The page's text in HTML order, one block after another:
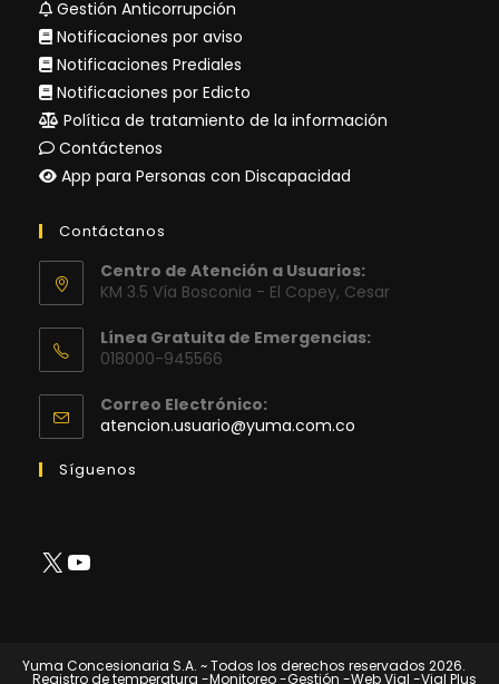
Gestión Anticorrupción
Notificaciones por aviso
Notificaciones Prediales
Notificaciones por Edicto
Política de tratamiento de la información
Contáctenos
App para Personas con Discapacidad
Contáctanos
Centro de Atención a Usuarios:
KM 3.5 Vía Bosconia - El Copey, Cesar
Línea Gratuita de Emergencias:
018000-945566
Correo Electrónico:
atencion.usuario@yuma.com.co
Síguenos
X YouTube
Yuma Concesionaria S.A. ~ Todos los derechos reservados 2026.
Registro de temperatura -Monitoreo-Gestión -Web Vial -Vial Plus